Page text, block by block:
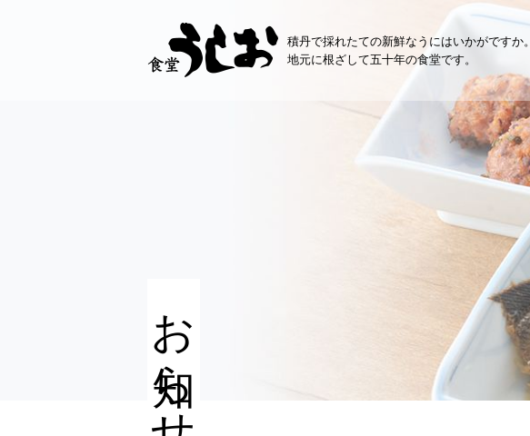
積丹で採れたての新鮮なうにはいかがですか。
地元に根ざして五十年の食堂です。
お知らせ